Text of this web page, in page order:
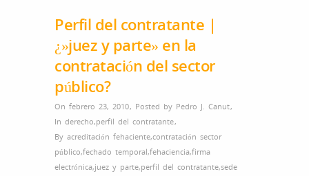
Perfil del contratante |
¿»juez y parte» en la
contratación del sector
público?
On febrero 23, 2010, Posted by Pedro J. Canut,
In derecho,perfil del contratante,
By acreditación fehaciente,contratación sector
público,fechado temporal,fehaciencia,firma
electrónica,juez y parte,perfil del contratante,sede